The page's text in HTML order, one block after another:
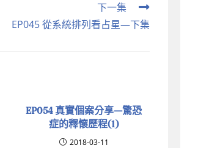
下一集
EP045 從系統排列看占星—下集
EP054 真實個案分享—驚恐
症的釋懷歷程(1)
2018-03-11